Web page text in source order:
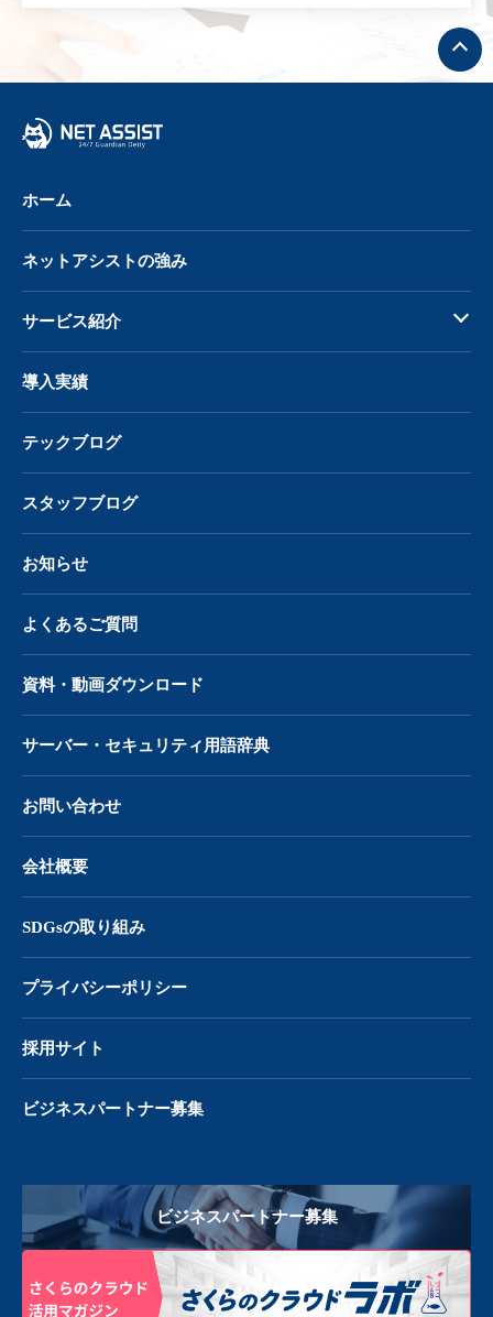
ト
ッ
プ
へ
ホーム
ネットアシストの強み
サービス紹介
導入実績
テックブログ
スタッフブログ
お知らせ
よくあるご質問
資料・動画ダウンロード
サーバー・ セキュリティ用語辞典
お問い合わせ
会社概要
SDGsの取り組み
プライバシーポリシー
採用サイト
ビジネスパートナー募集
ビジネスパートナー募集